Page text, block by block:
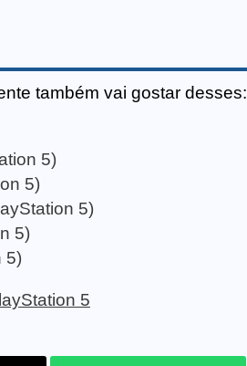
também vai gostar desses:
5)
5)
5)
5)
5)
5